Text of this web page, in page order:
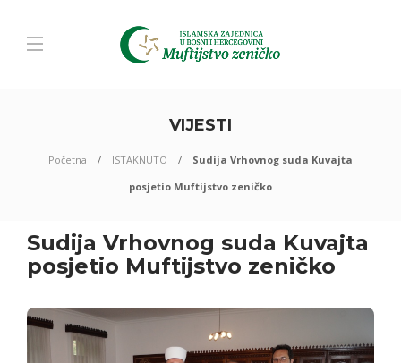
VIJESTI
Početna ISTAKNUTO
Sudija Vrhovnog suda Kuvajta
posjetio Muftijstvo zeničko
Sudija Vrhovnog suda Kuvajta
posjetio Muftijstvo zeničko